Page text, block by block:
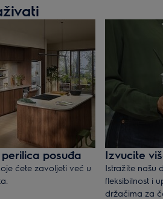
posuđa
ćete zavoljeti već u
Izvucite
Istražite našu
fleksibilnost i
držačima za